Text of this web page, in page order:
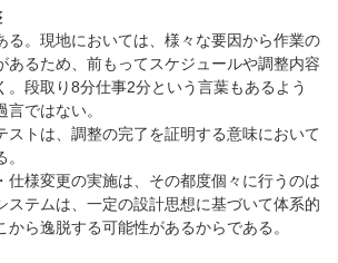
。現地においては、様々な要因から作業の
あるため、前もってスケジュールや調整内容
。段取り8分仕事2分という言葉もあるよう
ではない。
トは、調整の完了を証明する意味において
様変更の実施は、その都度個々に行うのは
ステムは、一定の設計思想に基づいて体系的
から逸脱する可能性があるからである。